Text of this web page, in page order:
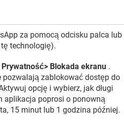
za pomocą odcisku palca lub
technologię).
Blokada ekranu .
pozwalają zablokować dostęp do
opcję i wybierz, jak długi
aplikacja poprosi o ponowną
15 minut lub 1 godzina później.